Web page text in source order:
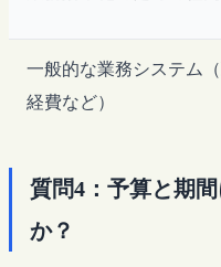
一般的な業務システム（
経費など）
質問4：予算と期
か？